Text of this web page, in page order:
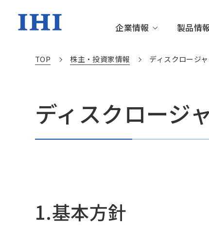
企業情報
企業情報TOP
トップメッセージ IHIグ
製品情
製品情報TOP
資源・エネルギー・環境 社会基盤
技術情報TOP
更新情報 IHIの
株主・投資家情報TOP
IRニュース 個人
サステナビリティTOP
サステナビリティニュース サステ
TOP 株主・投資家情報 ディスクロージ
ディスクロージ
1.基本⽅針